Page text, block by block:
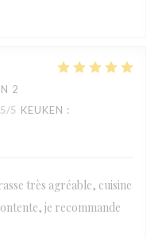
2
5/5 KEUKEN :
très agréable, cuisine
je recommande